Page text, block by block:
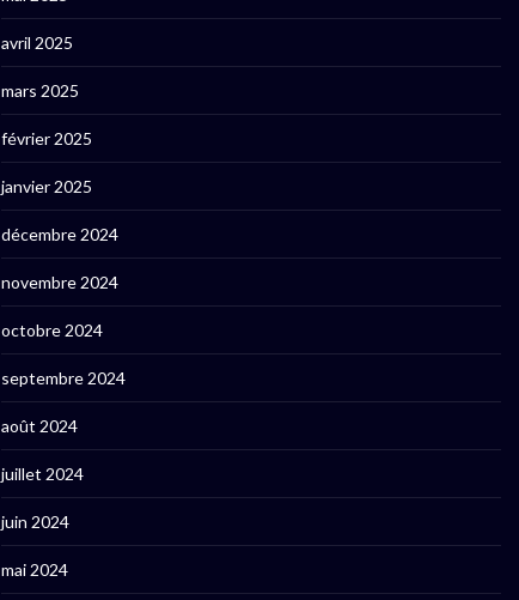
avril 2025
mars 2025
février 2025
janvier 2025
décembre 2024
novembre 2024
octobre 2024
septembre 2024
août 2024
juillet 2024
juin 2024
mai 2024